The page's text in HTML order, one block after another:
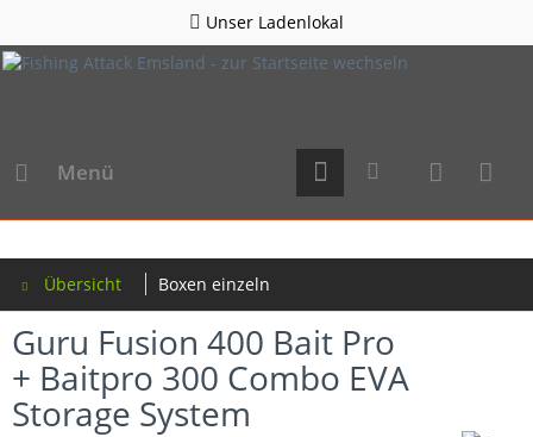
Unser Ladenlokal
Menü
Übersicht Boxen einzeln
Guru Fusion 400 Bait Pro
+ Baitpro 300 Combo EVA
Storage System